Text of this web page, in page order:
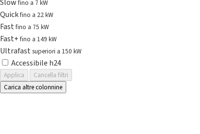
Slowfino a 7 kW
Quickfino a 22 kW
Fastfino a 75 kW
Fast+fino a 149 kW
Ultrafast superiori a 150 kW
Accessibile h24
Applica
Cancella filtri
Carica altre colonnine